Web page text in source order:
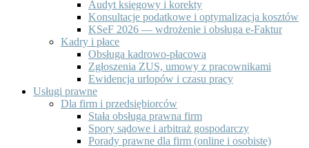
Audyt księgowy i korekty
Konsultacje podatkowe i optymalizacja kosztów
KSeF 2026 — wdrożenie i obsługa e-Faktur
Kadry i płace
Obsługa kadrowo-płacowa
Zgłoszenia ZUS, umowy z pracownikami
Ewidencja urlopów i czasu pracy
Usługi prawne
Dla firm i przedsiębiorców
Stała obsługa prawna firm
Spory sądowe i arbitraż gospodarczy
Porady prawne dla firm (online i osobiste)